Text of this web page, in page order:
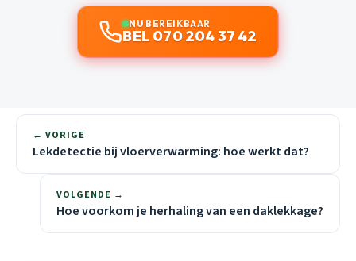
NU BEREIKBAAR
BEL 070 204 37 42
← VORIGE
Lekdetectie bij vloerverwarming: hoe werkt dat?
VOLGENDE →
Hoe voorkom je herhaling van een daklekkage?